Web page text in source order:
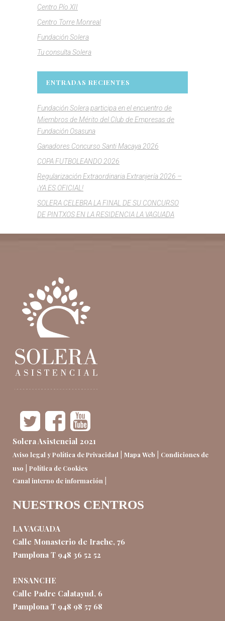
Centro Pío XII
Centro Torre Monreal
Fundación Solera
Tu consulta Solera
ENTRADAS RECIENTES
Fundación Solera participa en el encuentro de
Miembros de Mérito del Club de Empresas de
Fundación Osasuna
Ganadores Concurso Santi Macaya 2026
COPA FUTBOLEANDO 2026
Regularización Extraordinaria Extranjería 2026 –
¡YA ES OFICIAL!
SOLERA CELEBRA LA FINAL DE SU CONCURSO
DE PINTXOS EN LA RESIDENCIA LA VAGUADA
Solera Asistencial 2021
Aviso legal y Política de Privacidad | Mapa Web | Condiciones de
uso | Política de Cookies
Canal interno de información |
NUESTROS CENTROS
LA VAGUADA
Calle Monasterio de Irache, 76
Pamplona T 948 36 52 52
ENSANCHE
Calle Padre Calatayud, 6
Pamplona T 948 98 57 68